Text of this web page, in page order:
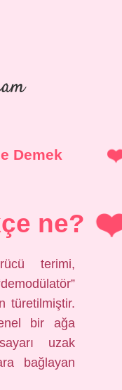
Demek
ne?
terimi,
türetilmiştir.
bir ağa
uzak
bağlayan